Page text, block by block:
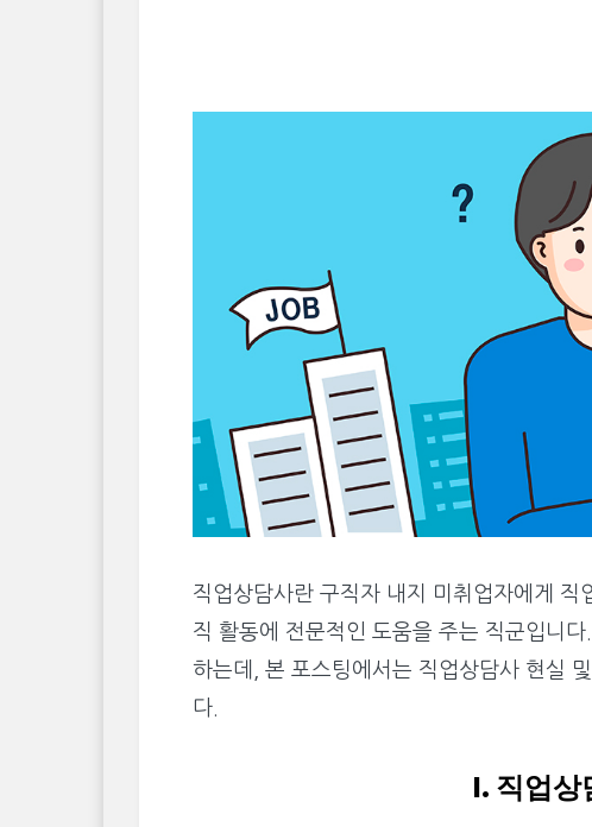
직업상담사란 구직자 내지 미취업자에게
직 활동에 전문적인 도움을 주는 직군입니
하는데, 본 포스팅에서는 직업상담사 현실
다.
I. 직업상